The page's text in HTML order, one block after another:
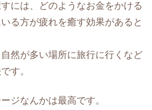
には、どのようなお金をかける
る方が疲れを癒す効果があると
然が多い場所に旅行に行くなど
す。
ジなんかは最高です。